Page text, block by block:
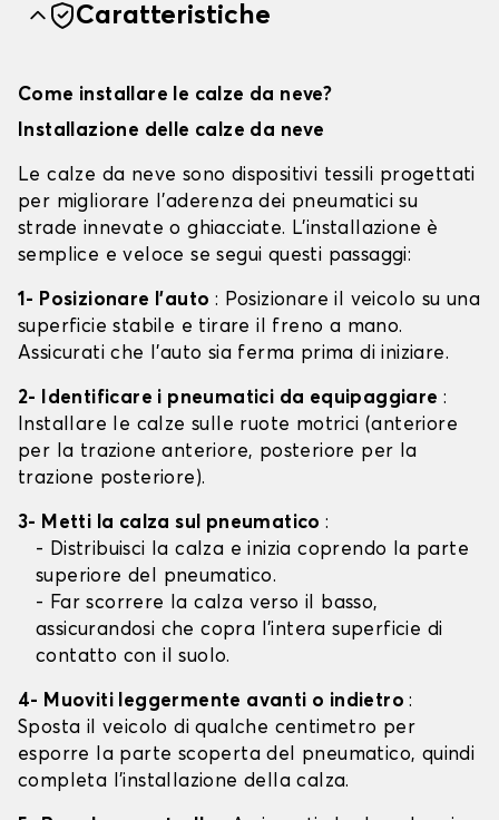
Caratteristiche
Come installare le calze da neve?
Installazione delle calze da neve
Le calze da neve sono dispositivi tessili progettati
per migliorare l'aderenza dei pneumatici su
strade innevate o ghiacciate. L'installazione è
semplice e veloce se segui questi passaggi:
1- Posizionare l'auto : Posizionare il veicolo su una
superficie stabile e tirare il freno a mano.
Assicurati che l'auto sia ferma prima di iniziare.
2- Identificare i pneumatici da equipaggiare :
Installare le calze sulle ruote motrici (anteriore
per la trazione anteriore, posteriore per la
trazione posteriore).
3- Metti la calza sul pneumatico:
- Distribuisci la calza e inizia coprendo la parte
superiore del pneumatico.
- Far scorrere la calza verso il basso,
assicurandosi che copra l'intera superficie di
contatto con il suolo.
4- Muoviti leggermente avanti o indietro:
Sposta il veicolo di qualche centimetro per
esporre la parte scoperta del pneumatico, quindi
completa l'installazione della calza.